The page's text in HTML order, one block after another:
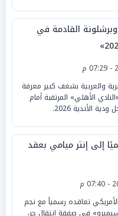
القادمة في
والعربية بشغف كبير معرفة
الأهلي» المرتقبة أمام
الأندية 2026.
إلى إنتر ميامي بعقد
تعاقده رسمياً مع نجم
في صفقة انتقال حر،